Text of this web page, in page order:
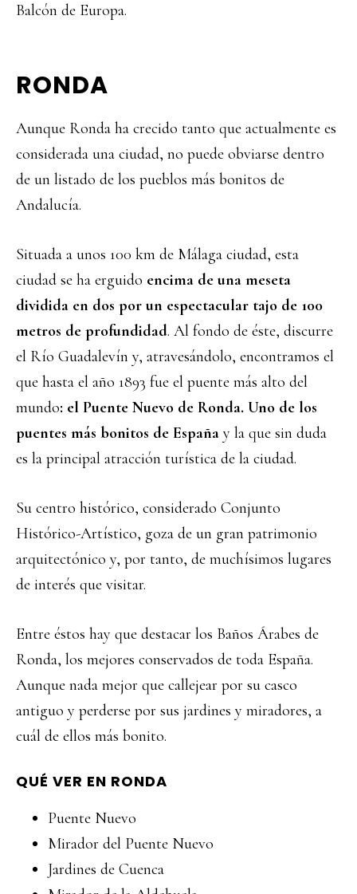
Balcón de Europa.
RONDA
Aunque Ronda ha crecido tanto que actualmente es
considerada una ciudad, no puede obviarse dentro
de un listado de los pueblos más bonitos de
Andalucía.
Situada a unos 100 km de Málaga ciudad, esta
ciudad se ha erguido encima de una meseta
dividida en dos por un espectacular tajo de 100
metros de profundidad. Al fondo de éste, discurre
el Río Guadalevín y, atravesándolo, encontramos el
que hasta el año 1893 fue el puente más alto del
mundo: el Puente Nuevo de Ronda. Uno de los
puentes más bonitos de España y la que sin duda
es la principal atracción turística de la ciudad.
Su centro histórico, considerado Conjunto
Histórico-Artístico, goza de un gran patrimonio
arquitectónico y, por tanto, de muchísimos lugares
de interés que visitar.
Entre éstos hay que destacar los Baños Árabes de
Ronda, los mejores conservados de toda España.
Aunque nada mejor que callejear por su casco
antiguo y perderse por sus jardines y miradores, a
cuál de ellos más bonito.
QUÉ VER EN RONDA
Puente Nuevo
Mirador del Puente Nuevo
Jardines de Cuenca